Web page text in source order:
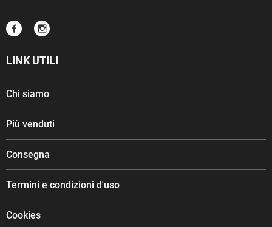
LINK UTILI
Chi siamo
Più venduti
Consegna
Termini e condizioni d'uso
Cookies